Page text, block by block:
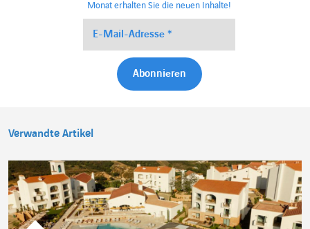
Monat erhalten Sie die neuen Inhalte!
Verwandte Artikel